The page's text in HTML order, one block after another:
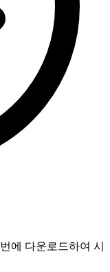
에 다운로드하여 시